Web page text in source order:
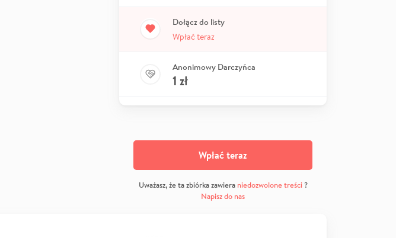
Dołącz do listy
Wpłać teraz
Anonimowy Darczyńca
1 zł
Wpłać teraz
Uważasz, że ta zbiórka zawiera niedozwolone treści?
Napisz do nas